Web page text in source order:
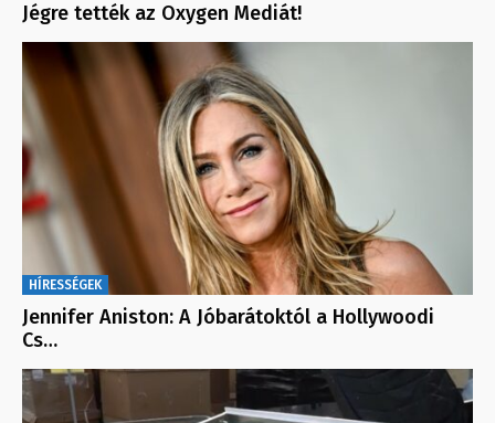
Jégre tették az Oxygen Mediát!
HÍRESSÉGEK
Jennifer Aniston: A Jóbarátoktól a Hollywoodi
Cs…